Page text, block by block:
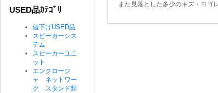
また見落とした多少のキズ・ヨゴ
USED品ｶﾃｺﾞﾘ
値下げUSED品
スピーカーシス
テム
スピーカーユニ
ット
エンクロージ
ャ ネットワー
ク スタンド類